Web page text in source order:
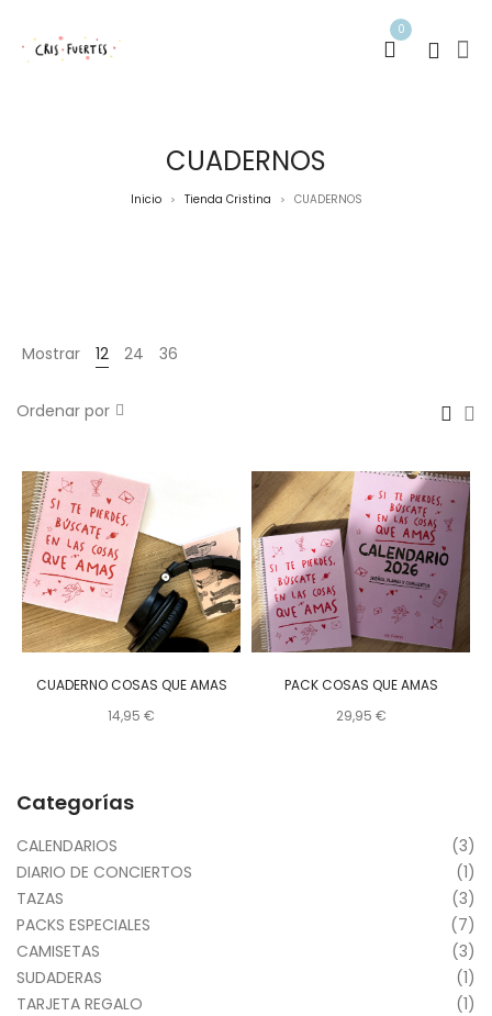
0
CUADERNOS
Inicio > Tienda Cristina > CUADERNOS
Mostrar 12 24 36
Ordenar por
CUADERNO COSAS QUE AMAS
14,95 €
PACK COSAS QUE AMAS
29,95 €
Categorías
CALENDARIOS
(3)
DIARIO DE CONCIERTOS
(1)
TAZAS
(3)
PACKS ESPECIALES
(7)
CAMISETAS
(3)
SUDADERAS
(1)
TARJETA REGALO
(1)